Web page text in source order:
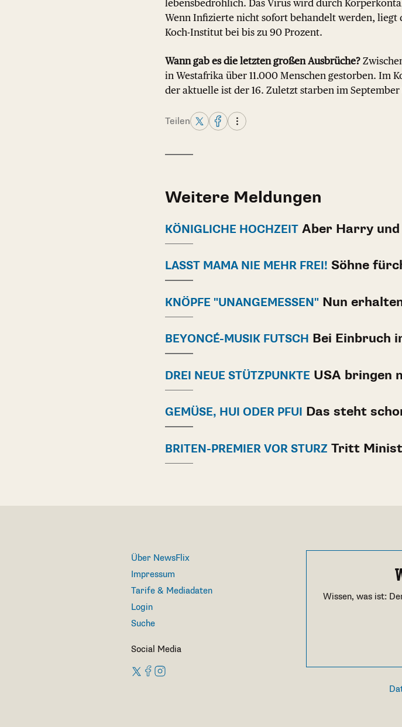
lebensbedrohlich. Das Virus wird durch
Wenn Infizierte nicht sofort behandelt werden,
Koch-Institut bei bis zu 90 Prozent.
Wann gab es die letzten großen Ausbrüche?
in Westafrika über 11.000 Menschen gestorben. Im
der aktuelle ist der 16. Zuletzt starben im
Teilen
Weitere Meldungen
KÖNIGLICHE HOCHZEIT Aber Harry und
LASST MAMA NIE MEHR FREI! Söhne
KNÖPFE "UNANGEMESSEN" Nun
BEYONCÉ-MUSIK FUTSCH Bei Einbruch
DREI NEUE STÜTZPUNKTE USA bringen
GEMÜSE, HUI ODER PFUI Das steht
BRITEN-PREMIER VOR STURZ Tritt
Über NewsFlix
Impressum
Tarife & Mediadaten
Login
Suche
Social Media
Wissen, was ist: